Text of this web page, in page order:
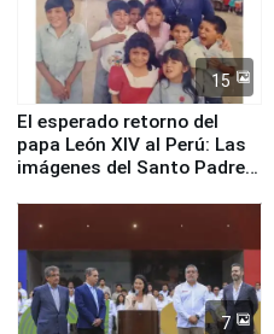
15
El esperado retorno del
papa León XIV al Perú: Las
imágenes del Santo Padre
7